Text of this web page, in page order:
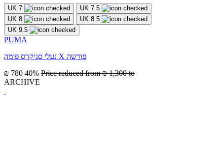
UK 7
UK 7.5
UK 8
UK 8.5
UK 9.5
PUMA
נעלי סניקרס פומה X פורשה
₪ 780 40% Price reduced from₪ 1,300 to
ARCHIVE